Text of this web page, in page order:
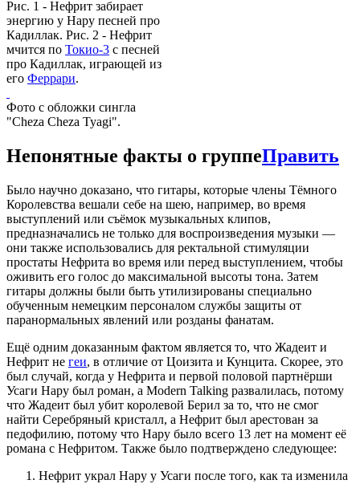
Рис. 1 - Нефрит забирает
энергию у Нару песней про
Кадиллак. Рис. 2 - Нефрит
мчится по Токио-3 с песней
про Кадиллак, играющей из
его Феррари.
Фото с обложки сингла
"Cheza Cheza Tyagi".
Непонятные факты о группеПравить
Было научно доказано, что гитары, которые члены Тёмного
Королевства вешали себе на шею, например, во время
выступлений или съёмок музыкальных клипов,
предназначались не только для воспроизведения музыки —
они также использовались для ректальной стимуляции
простаты Нефрита во время или перед выступлением, чтобы
оживить его голос до максимальной высоты тона. Затем
гитары должны были быть утилизированы специально
обученным немецким персоналом службы защиты от
паранормальных явлений или розданы фанатам.
Ещё одним доказанным фактом является то, что Жадеит и
Нефрит не геи, в отличие от Цоизита и Кунцита. Скорее, это
был случай, когда у Нефрита и первой половой партнёрши
Усаги Нару был роман, а Modern Talking развалилась, потому
что Жадеит был убит королевой Берил за то, что не смог
найти Серебряный кристалл, а Нефрит был арестован за
педофилию, потому что Нару было всего 13 лет на момент её
романа с Нефритом. Также было подтверждено следующее:
Нефрит украл Нару у Усаги после того, как та изменила